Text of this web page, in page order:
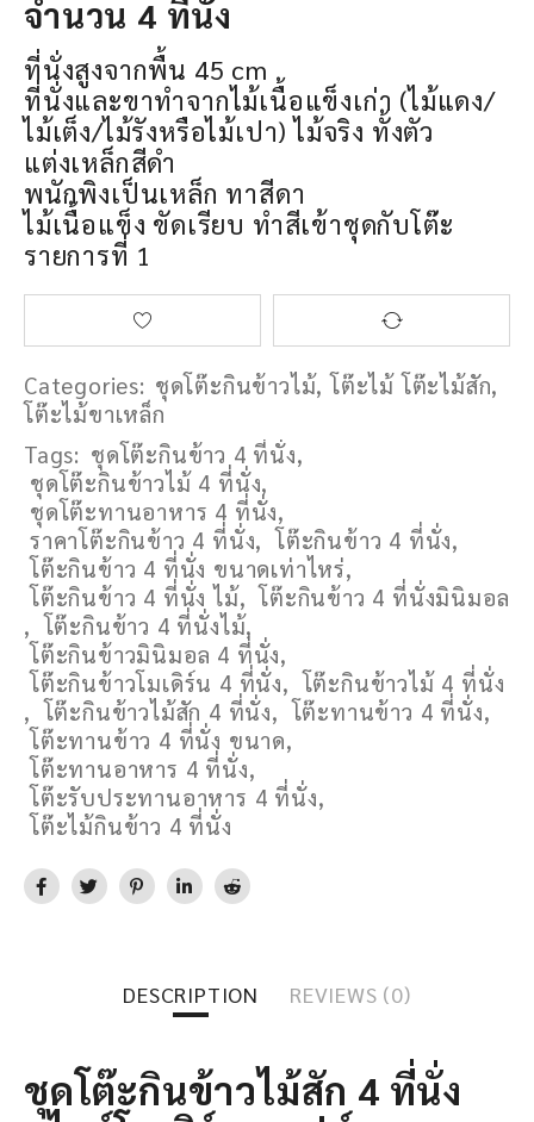
จำนวน 4 ที่นั่ง
ที่นั่งสูงจากพื้น 45 cm
ที่นั่งและขาทำจากไม้เนื้อแข็งเก่า (ไม้แดง/
ไม้เต็ง/ไม้รังหรือไม้เปา) ไม้จริง ทั้งตัว
แต่งเหล็กสีดำ
พนักพิงเป็นเหล็ก ทาสีดา
ไม้เนื้อแข็ง ขัดเรียบ ทำสีเข้าชุดกับโต๊ะ
รายการที่ 1
Categories: ชุดโต๊ะกินข้าวไม้,โต๊ะไม้ โต๊ะไม้สัก,
โต๊ะไม้ขาเหล็ก
Tags: ชุดโต๊ะกินข้าว 4 ที่นั่ง,
ชุดโต๊ะกินข้าวไม้ 4 ที่นั่ง,
ชุดโต๊ะทานอาหาร 4 ที่นั่ง,
ราคาโต๊ะกินข้าว 4 ที่นั่ง, โต๊ะกินข้าว 4 ที่นั่ง,
โต๊ะกินข้าว 4 ที่นั่ง ขนาดเท่าไหร่,
โต๊ะกินข้าว 4 ที่นั่ง ไม้, โต๊ะกินข้าว 4 ที่นั่งมินิมอล
, โต๊ะกินข้าว 4 ที่นั่งไม้,
โต๊ะกินข้าวมินิมอล 4 ที่นั่ง,
โต๊ะกินข้าวโมเดิร์น 4 ที่นั่ง, โต๊ะกินข้าวไม้ 4 ที่นั่ง
, โต๊ะกินข้าวไม้สัก 4 ที่นั่ง, โต๊ะทานข้าว 4 ที่นั่ง,
โต๊ะทานข้าว 4 ที่นั่ง ขนาด,
โต๊ะทานอาหาร 4 ที่นั่ง,
โต๊ะรับประทานอาหาร 4 ที่นั่ง,
โต๊ะไม้กินข้าว 4 ที่นั่ง
DESCRIPTION REVIEWS (0)
ชุดโต๊ะกินข้าวไม้สัก 4 ที่นั่ง